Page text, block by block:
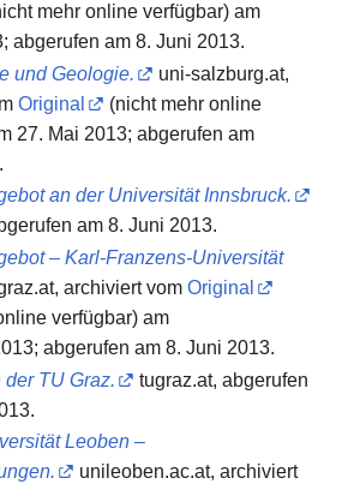
mehr online verfügbar) am
; abgerufen am 8. Juni 2013.
und Geologie.
uni-salzburg.at,
Original
(nicht mehr online
27. Mai 2013; abgerufen am
.
an der Universität Innsbruck.
am 8. Juni 2013.
– Karl-Franzens-Universität
archiviert vomOriginal
verfügbar) am
; abgerufen am 8. Juni 2013.
TU Graz. tugraz.at, abgerufen
.
Leoben –
unileoben.ac.at, archiviert